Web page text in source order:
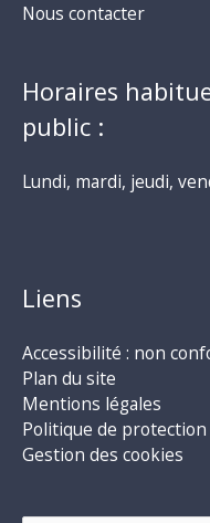
Nous contacter
Horaires
public :
Lundi, mardi, jeudi,
Liens
Accessibilité : non
Plan du site
Mentions légales
Politique de
Gestion des cookies